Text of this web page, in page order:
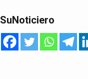
SuNoticiero